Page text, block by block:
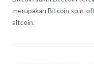
merupakan Bitcoin spin-
altcoin.